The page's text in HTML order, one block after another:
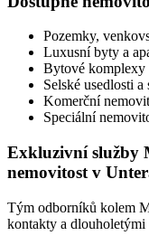
Pozemky,
Luxusní byty a
Bytové komplexy
Selské usedlosti a
Komerční
Speciální
Exkluzivní služby
nemovitost v
Tým odborníků kolem
kontakty a dlouholetými